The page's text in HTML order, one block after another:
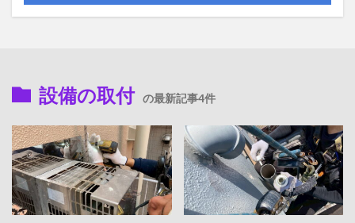
設備の取付 の最新記事4件